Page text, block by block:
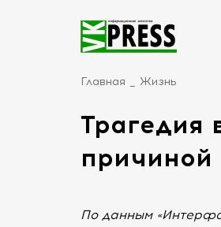
Главная Жизнь
Трагедия
По данным